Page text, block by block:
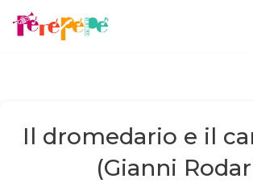
Il dromedario e il
(Gianni